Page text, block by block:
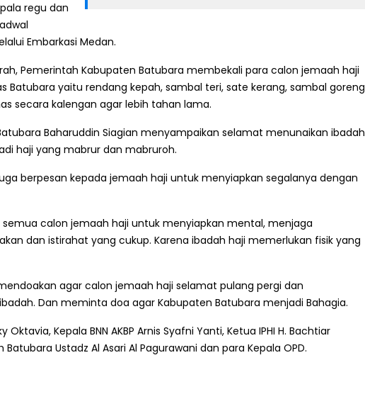
regu dan
Embarkasi Medan.
Pemerintah Kabupaten Batubara membekali para calon jemaah haji
Batubara yaitu rendang kepah, sambal teri, sate kerang, sambal goreng
secara kalengan agar lebih tahan lama.
Baharuddin Siagian menyampaikan selamat menunaikan ibadah
haji yang mabrur dan mabruroh.
berpesan kepada jemaah haji untuk menyiapkan segalanya dengan
calon jemaah haji untuk menyiapkan mental, menjaga
dan istirahat yang cukup. Karena ibadah haji memerlukan fisik yang
agar calon jemaah haji selamat pulang pergi dan
Dan meminta doa agar Kabupaten Batubara menjadi Bahagia.
Kepala BNN AKBP Arnis Syafni Yanti, Ketua IPHI H. Bachtiar
Batubara Ustadz Al Asari Al Pagurawani dan para Kepala OPD.